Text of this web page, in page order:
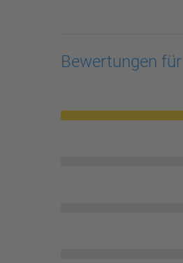
Bewertungen